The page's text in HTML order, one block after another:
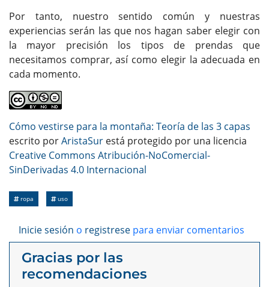
Por tanto, nuestro sentido común y nuestras
experiencias serán las que nos hagan saber elegir con
la mayor precisión los tipos de prendas que
necesitamos comprar, así como elegir la adecuada en
cada momento.
Cómo vestirse para la montaña: Teoría de las 3 capas
escrito porAristaSur está protegido por una licencia
Creative Commons Atribución-NoComercial-
SinDerivadas 4.0 Internacional
ropa uso
Inicie sesión o registrese para enviar comentarios
Gracias por las
recomendaciones